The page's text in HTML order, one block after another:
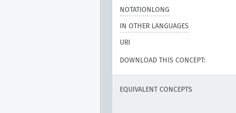
NOTATIONLONG
IN OTHER LANGUAGES
URI
DOWNLOAD THIS CONCEPT:
EQUIVALENT CONCEPTS